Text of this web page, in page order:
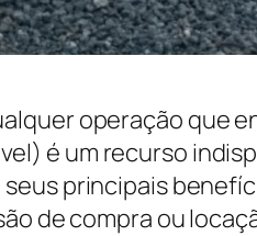
operação que
é um recurso
principais
de compra ou